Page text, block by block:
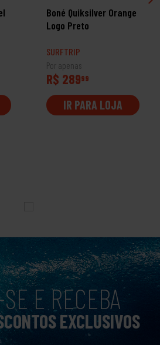
Boné Quiksilver Orange
Logo Preto
SURFTRIP
Por apenas
R$ 28999
IR PARA LOJA
E RECEBA
EXCLUSIVOS